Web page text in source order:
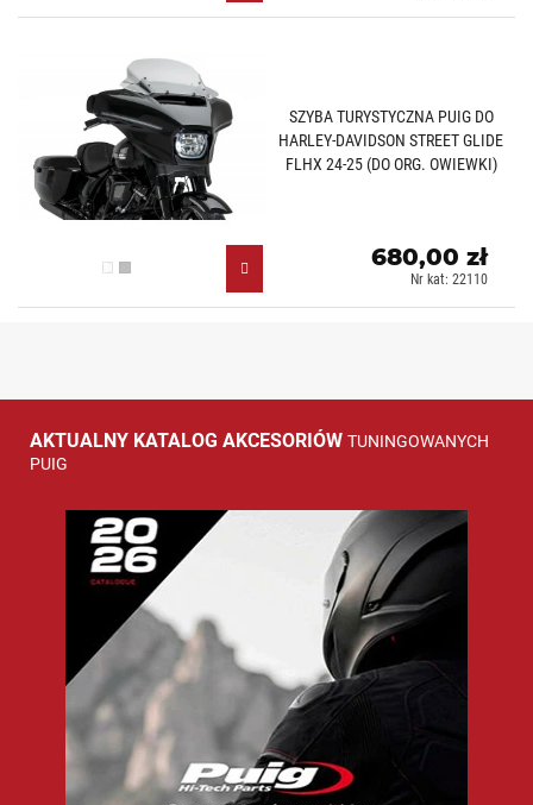
SZYBA TURYSTYCZNA PUIG DO
HARLEY-DAVIDSON STREET GLIDE
FLHX 24-25 (DO ORG. OWIEWKI)
Przezroczysty (W)
Lekko przyciemniany (H)
680,00 zł
Nr kat: 22110
AKTUALNY KATALOG AKCESORIÓW TUNINGOWANYCH
PUIG